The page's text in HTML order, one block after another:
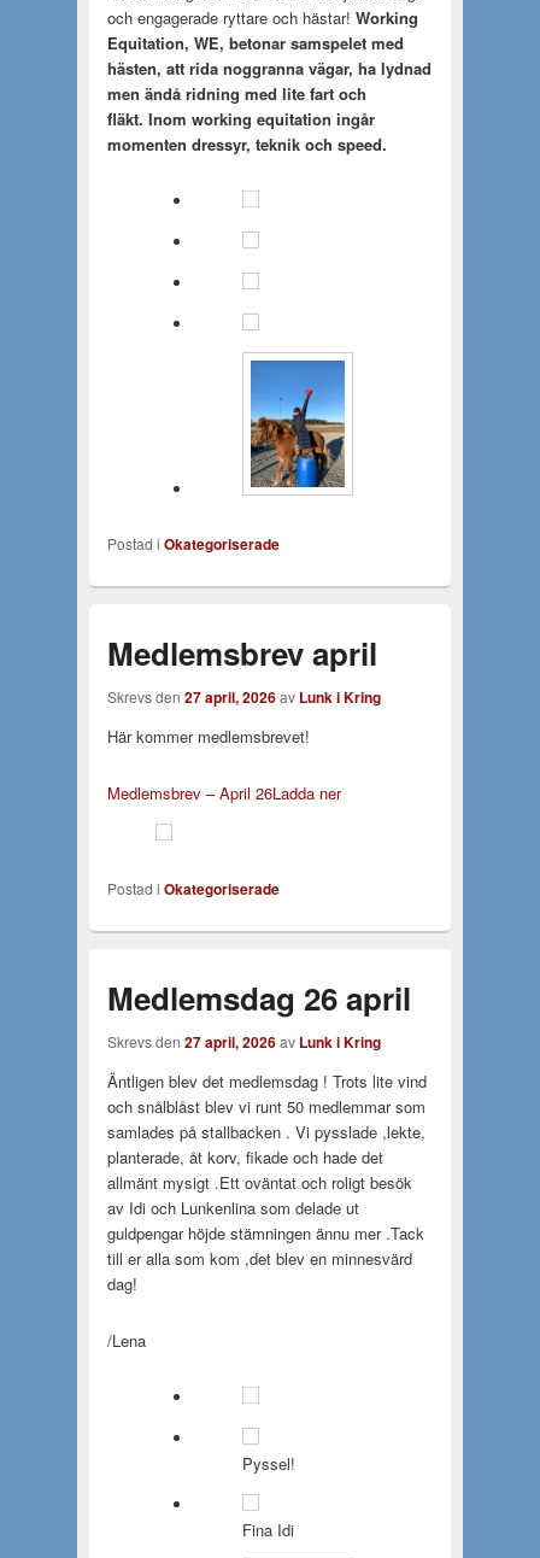
och engagerade ryttare och hästar! Working
Equitation, WE, betonar samspelet med
hästen, att rida noggranna vägar, ha lydnad
men ändå ridning med lite fart och
fläkt. Inom working equitation ingår
momenten dressyr, teknik och speed.
Postad i Okategoriserade
Medlemsbrev april
Skrevs den 27 april, 2026av Lunk i Kring
Här kommer medlemsbrevet!
Medlemsbrev – April 26Ladda ner
Postad i Okategoriserade
Medlemsdag 26 april
Skrevs den 27 april, 2026av Lunk i Kring
Äntligen blev det medlemsdag ! Trots lite vind
och snålblåst blev vi runt 50 medlemmar som
samlades på stallbacken . Vi pysslade ,lekte,
planterade, åt korv, fikade och hade det
allmänt mysigt .Ett oväntat och roligt besök
av Idi och Lunkenlina som delade ut
guldpengar höjde stämningen ännu mer .Tack
till er alla som kom ,det blev en minnesvärd
dag!
/Lena
Pyssel!
Fina Idi